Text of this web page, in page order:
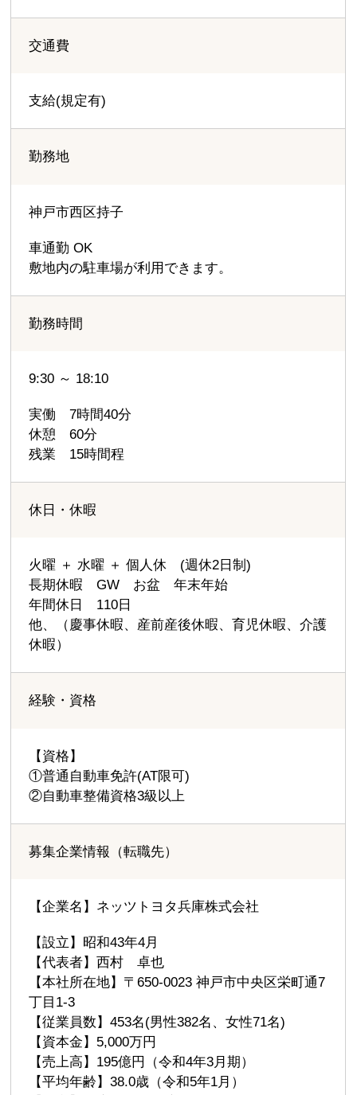
交通費
支給(規定有)
勤務地
神戸市西区持子
車通勤 OK
敷地内の駐車場が利用できます。
勤務時間
9:30 ～ 18:10
実働 7時間40分
休憩 60分
残業 15時間程
休日・休暇
火曜 ＋ 水曜 ＋ 個人休 (週休2日制)
長期休暇 GW お盆 年末年始
年間休日 110日
他、（慶事休暇、産前産後休暇、育児休暇、介護
休暇）
経験・資格
【資格】
①普通自動車免許(AT限可)
②自動車整備資格3級以上
募集企業情報（転職先）
【企業名】ネッツトヨタ兵庫株式会社
【設立】昭和43年4月
【代表者】西村 卓也
【本社所在地】〒650-0023 神戸市中央区栄町通7
丁目1-3
【従業員数】453名(男性382名、女性71名)
【資本金】5,000万円
【売上高】195億円（令和4年3月期）
【平均年齢】38.0歳（令和5年1月）